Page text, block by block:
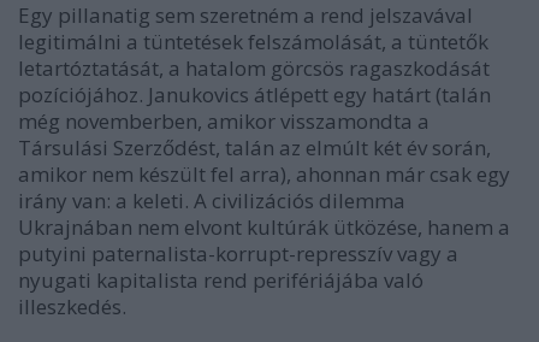
Egy pillanatig sem szeretném a rend jelszavával
legitimálni a tüntetések felszámolását, a tüntetők
letartóztatását, a hatalom görcsös ragaszkodását
pozíciójához. Janukovics átlépett egy határt (talán
még novemberben, amikor visszamondta a
Társulási Szerződést, talán az elmúlt két év során,
amikor nem készült fel arra), ahonnan már csak egy
irány van: a keleti. A civilizációs dilemma
Ukrajnában nem elvont kultúrák ütközése, hanem a
putyini paternalista-korrupt-represszív vagy a
nyugati kapitalista rend perifériájába való
illeszkedés.